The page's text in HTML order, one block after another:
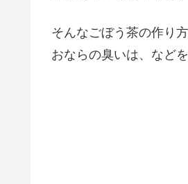
そんなごぼう茶の作り
おならの臭いは、など